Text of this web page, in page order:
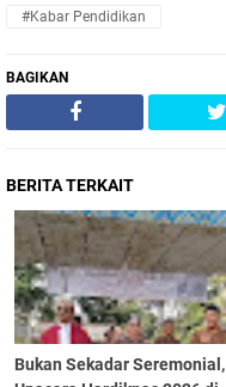
#kabar Pendidikan
BAGIKAN
BERITA TERKAIT
Bukan Sekadar Seremonial,